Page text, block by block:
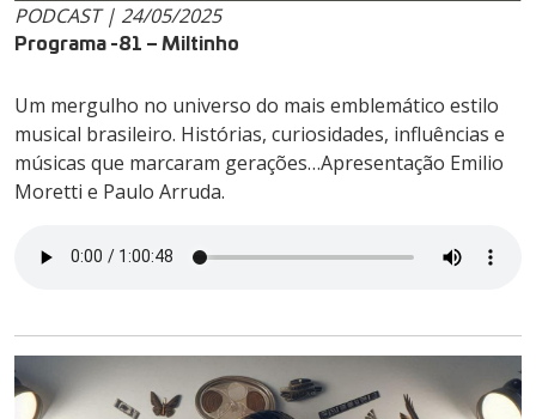
PODCAST | 24/05/2025
Programa -81 – Miltinho
Um mergulho no universo do mais emblemático estilo
musical brasileiro. Histórias, curiosidades, influências e
músicas que marcaram gerações…Apresentação Emilio
Moretti e Paulo Arruda.